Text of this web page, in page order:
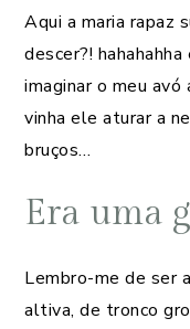
Aqui a maria rapaz
descer?!
imaginar o meu avó
vinha ele aturar a
bruços…
Era uma
Lembro-me de ser
altiva, de tronco